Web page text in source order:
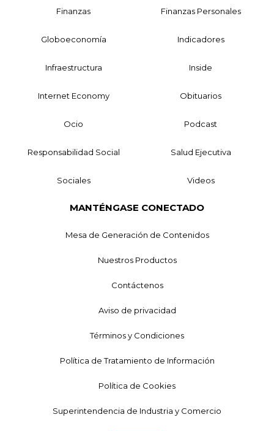
Finanzas Finanzas Personales
Globoeconomía Indicadores
Infraestructura Inside
Internet Economy Obituarios
Ocio Podcast
Responsabilidad Social Salud Ejecutiva
Sociales Videos
MANTÉNGASE CONECTADO
Mesa de Generación de Contenidos
Nuestros Productos
Contáctenos
Aviso de privacidad
Términos y Condiciones
Política de Tratamiento de Información
Política de Cookies
Superintendencia de Industria y Comercio